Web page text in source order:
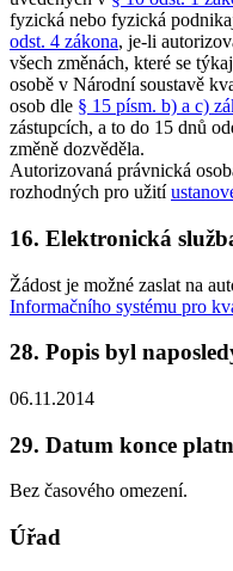
fyzická nebo fyzická
odst. 4 zákona, je-li
všech změnách, které se
osobě v Národní soustavě
osob dle § 15 písm. b) a c)
zástupcích, a to do 15 dnů
změně dozvěděla.
Autorizovaná právnická
rozhodných pro užití
16. Elektronická
Žádost je možné zaslat na
Informačního systému pro
28. Popis byl
06.11.2014
29. Datum konce
Bez časového omezení.
Úřad